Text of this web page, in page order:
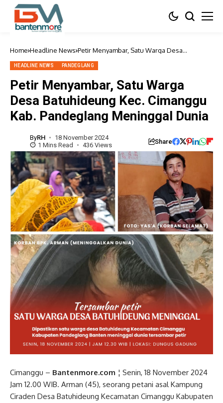
Home Headline News Petir Menyambar, Satu Warga Desa
Pandeglang Meninggal Dunia
HEADLINE NEWS PANDEGLANG
Petir Menyambar, Satu Warga
Desa Batuhideung Kec. Cimanggu
Kab. Pandeglang Meninggal Dunia
ByRH
18 November 2024
1 Mins Read
436 Views Share
Cimanggu – Bantenmore.com ¦ Senin, 18 November 2024
Jam 12.00 WIB. Arman (45), seorang petani asal Kampung
Ciraden Desa Batuhideung Kecamatan Cimanggu Kabupaten